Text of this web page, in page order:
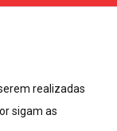
realizadas
sigam as